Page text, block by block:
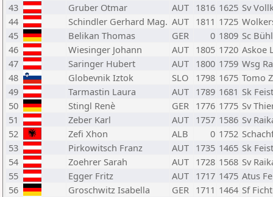
43
Gruber Otmar AUT 1816 1625 Sv
44
Schindler Gerhard Mag. AUT 1811 1725
45
Belikan Thomas GER 0 1809 Sc
46
Wiesinger Johann AUT 1805 1720 Askoe
47
Saringer Hubert AUT 1800 1759 Wsg
48
Globevnik Iztok SLO 1798 1675 Tomo
49
Tarmastin Laura AUT 1789 1681 Sk
50
Stingl Renè GER 1776 1775 Sv
51
Zeber Karl AUT 1757 1586 Sv
52
Zefi Xhon ALB 0 1752
53
Pirkowitsch Franz AUT 1735 1465 Sk
54
Zoehrer Sarah AUT 1728 1568 Sv
55
Egger Fritz AUT 1717 1475 Atus
56
Groschwitz Isabella GER 1711 1464 Sf